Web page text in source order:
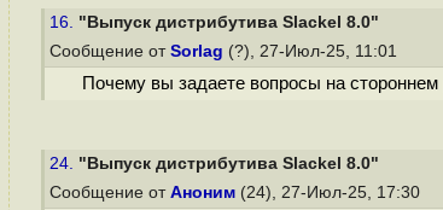
16. "Выпуск дистрибутива Slackel 8.0"
Сообщение от Sorlag (?), 27-Июл-25, 11:01
Почему вы задаете вопросы на
24. "Выпуск дистрибутива Slackel 8.0"
Сообщение от Аноним (24), 27-Июл-25, 17:30